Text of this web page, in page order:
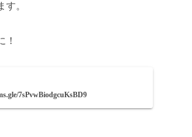
す。
！
7sPvwBiodgcuKsBD9